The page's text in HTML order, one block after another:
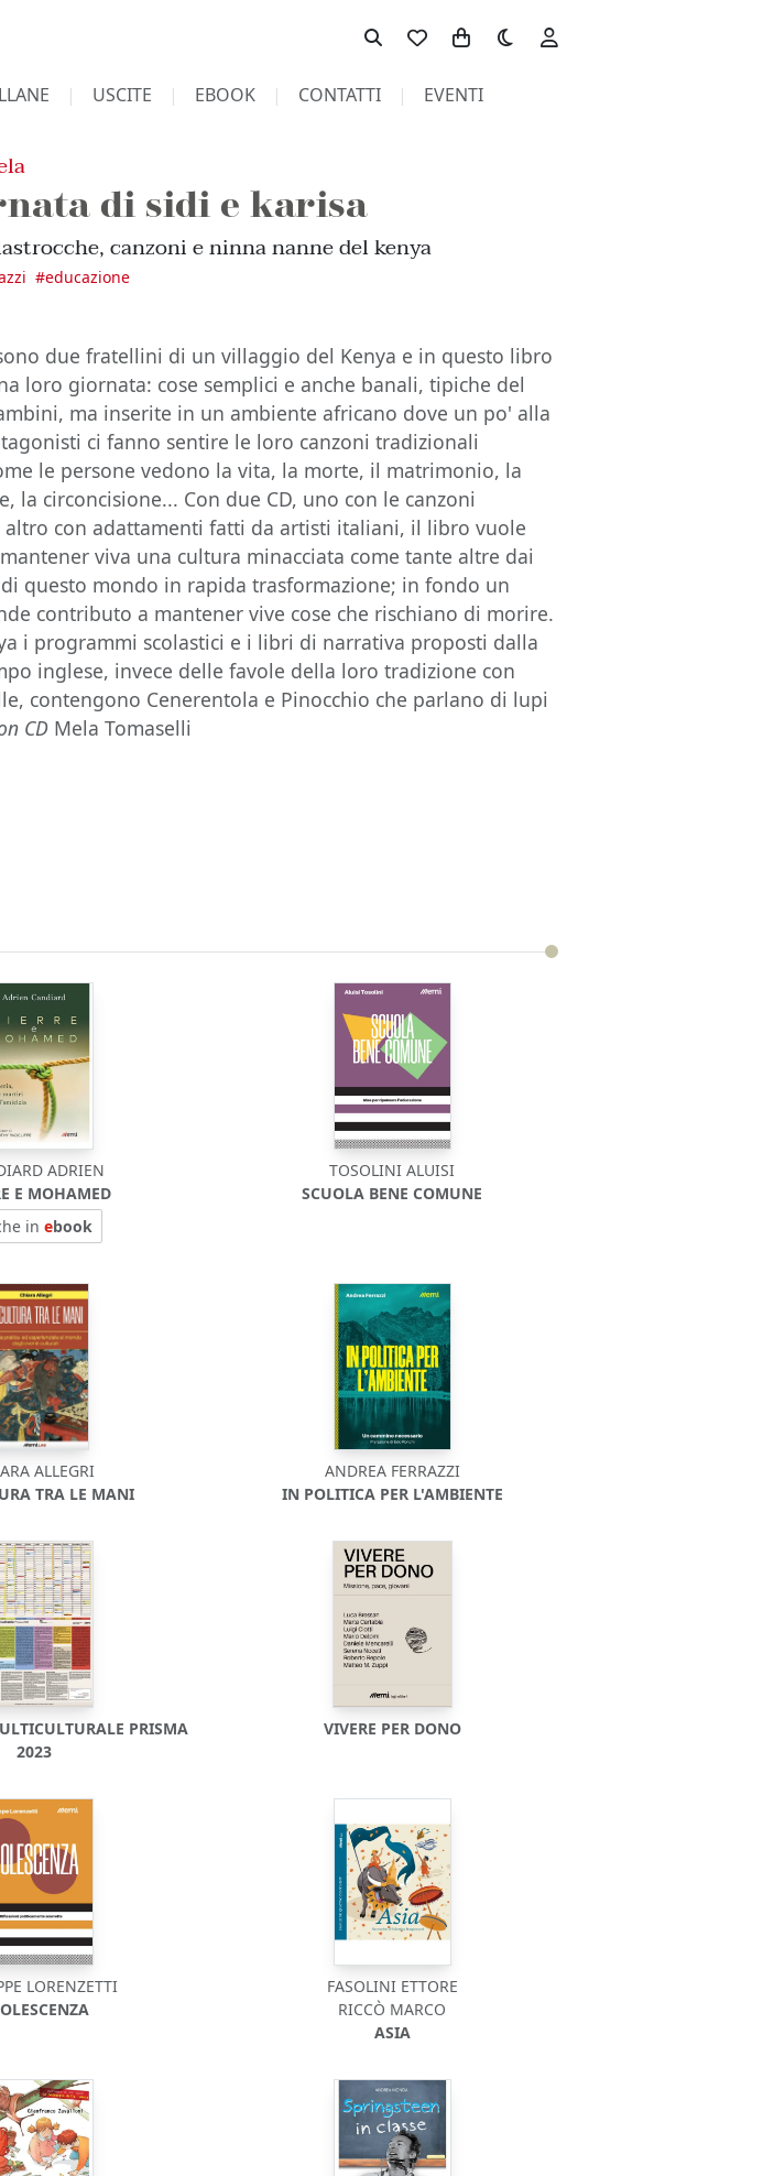
Toggle theme
USCITE EBOOK CONTATTI EVENTI
di sidi e karisa
canzoni e ninna nanne del kenya
#educazione
due fratellini di un villaggio del Kenya e in questo libro
loro giornata: cose semplici e anche banali, tipiche del
ma inserite in un ambiente africano dove un po' alla
ci fanno sentire le loro canzoni tradizionali
le persone vedono la vita, la morte, il matrimonio, la
la circoncisione... Con due CD, uno con le canzoni
con adattamenti fatti da artisti italiani, il libro vuole
viva una cultura minacciata come tante altre dai
questo mondo in rapida trasformazione; in fondo un
contributo a mantener vive cose che rischiano di morire.
i programmi scolastici e i libri di narrativa proposti dalla
inglese, invece delle favole della loro tradizione con
contengono Cenerentola e Pinocchio che parlano di lupi
CD Mela Tomaselli
ADRIEN
E MOHAMED
in ebook
TOSOLINI ALUISI
SCUOLA BENE COMUNE
ALLEGRI
TRA LE MANI
ANDREA FERRAZZI
IN POLITICA PER L'AMBIENTE
PRISMA
2023
VIVERE PER DONO
LORENZETTI
FASOLINI ETTORE
RICCÒ MARCO
ASIA